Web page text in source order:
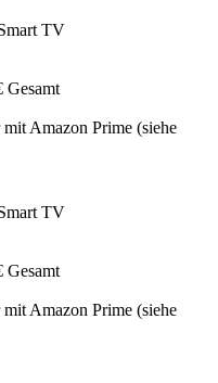
TV
Gesamt
Amazon Prime (siehe
TV
Gesamt
Amazon Prime (siehe